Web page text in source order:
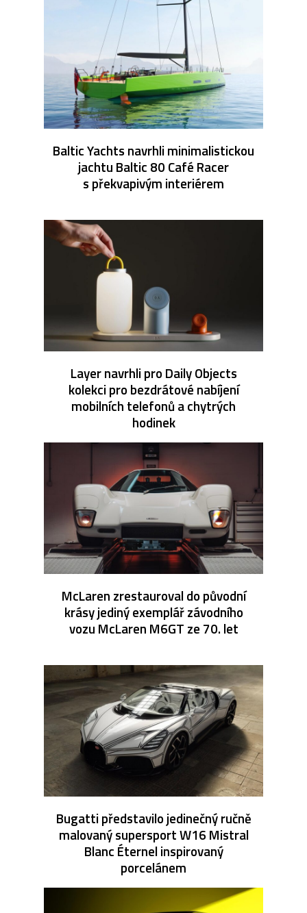
Baltic Yachts navrhli minimalistickou
jachtu Baltic 80 Café Racer
s překvapivým interiérem
Layer navrhli pro Daily Objects
kolekci pro bezdrátové nabíjení
mobilních telefonů a chytrých
hodinek
McLaren zrestauroval do původní
krásy jediný exemplář závodního
vozu McLaren M6GT ze 70. let
Bugatti představilo jedinečný ručně
malovaný supersport W16 Mistral
Blanc Éternel inspirovaný
porcelánem